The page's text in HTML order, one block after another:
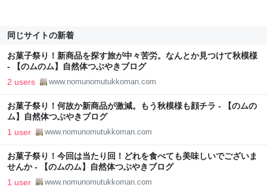
同じサイトの新着
お菓子祭り！新商品を探す旅が中々苦労。なんとか見つけて秋模様
- 【のムのム】自然体つぶやきブログ
2 users www.nomunomutukkoman.com
お菓子祭り！何故か新商品が激減。もう秋模様も顔チラ - 【のムの
ム】自然体つぶやきブログ
1 user www.nomunomutukkoman.com
お菓子祭り！今回は当たり回！どれを食べても美味しいでございま
せんか - 【のムのム】自然体つぶやきブログ
1 user www.nomunomutukkoman.com